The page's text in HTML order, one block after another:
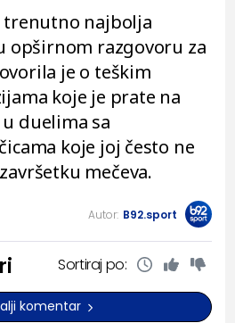
trenutno najbolja
opširnom razgovoru za
je o teškim
koje je prate na
duelima sa
koje joj često ne
mečeva.
Autor: B92.sport
Sortiraj po:
komentar